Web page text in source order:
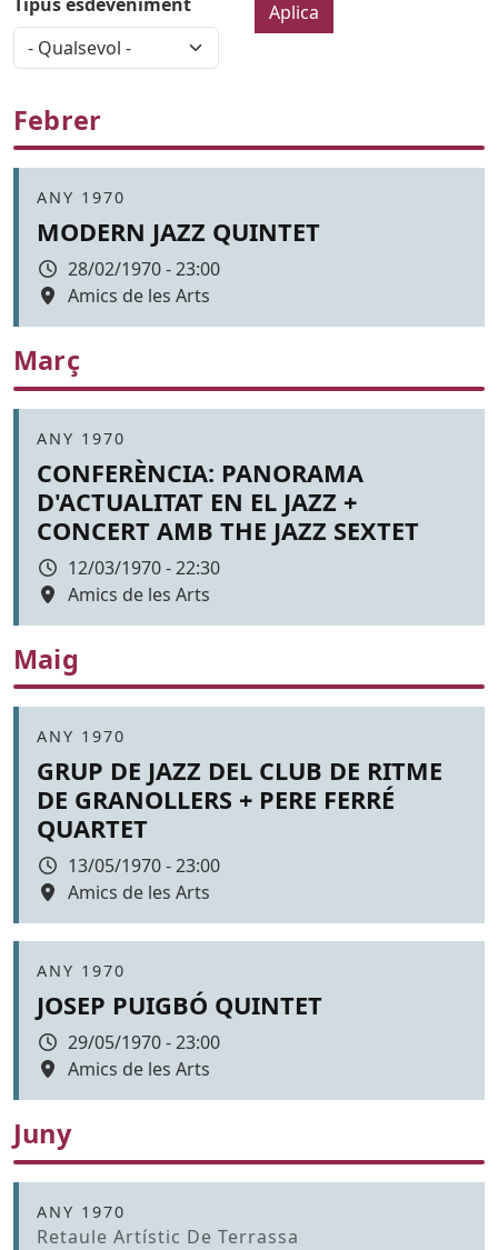
Febrer
Àmbit
ANY 1970
MODERN JAZZ QUINTET
Data
28/02/1970 - 23:00
Espai
Amics de les Arts
Color de fons
Març
Àmbit
ANY 1970
CONFERÈNCIA: PANORAMA
D'ACTUALITAT EN EL JAZZ +
CONCERT AMB THE JAZZ SEXTET
Data
12/03/1970 - 22:30
Espai
Amics de les Arts
Color de fons
Maig
Àmbit
ANY 1970
GRUP DE JAZZ DEL CLUB DE RITME
DE GRANOLLERS + PERE FERRÉ
QUARTET
Data
13/05/1970 - 23:00
Espai
Amics de les Arts
Color de fons
Àmbit
ANY 1970
JOSEP PUIGBÓ QUINTET
Data
29/05/1970 - 23:00
Espai
Amics de les Arts
Color de fons
Juny
Àmbit
ANY 1970
Promoció
Retaule Artístic De Terrassa